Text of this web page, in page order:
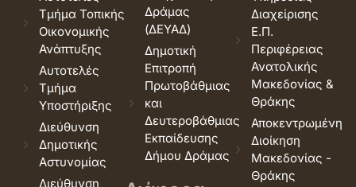
Τμήμα Τοπικής
Οικονομικής
Ανάπτυξης
Αυτοτελές
Τμήμα
Υποστήριξης
Διεύθυνση
Δημοτικής
Αστυνομίας
Διεύθυνση
Δράμας
(ΔΕΥΑΔ)
Δημοτική
Επιτροπή
Πρωτοβάθμιας
και
Δευτεροβάθμιας
Εκπαίδευσης
Δήμου Δράμας
Διαχείρισης
Ε.Π.
Περιφέρειας
Ανατολικής
Μακεδονίας &
Θράκης
Αποκεντρωμένη
Διοίκηση
Μακεδονίας -
Θράκης